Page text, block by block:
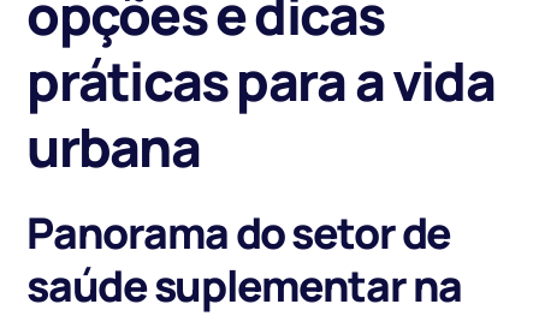
opções e dicas
práticas para a vida
urbana
Panorama do setor de
saúde suplementar na